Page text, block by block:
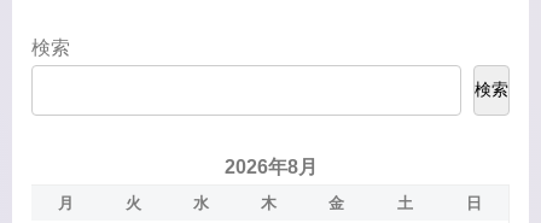
検索
検索
2026年8月
月 火 水 木 金 土
日